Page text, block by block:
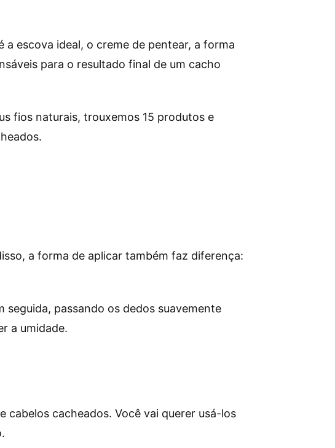
escova ideal, o creme de pentear, a forma
para o resultado final de um cacho
fios naturais, trouxemos 15 produtos e
a forma de aplicar também faz diferença:
passando os dedos suavemente
a umidade.
cabelos cacheados. Você vai querer usá-los